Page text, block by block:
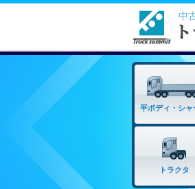
中
平ボディ・シャ
トラクタ